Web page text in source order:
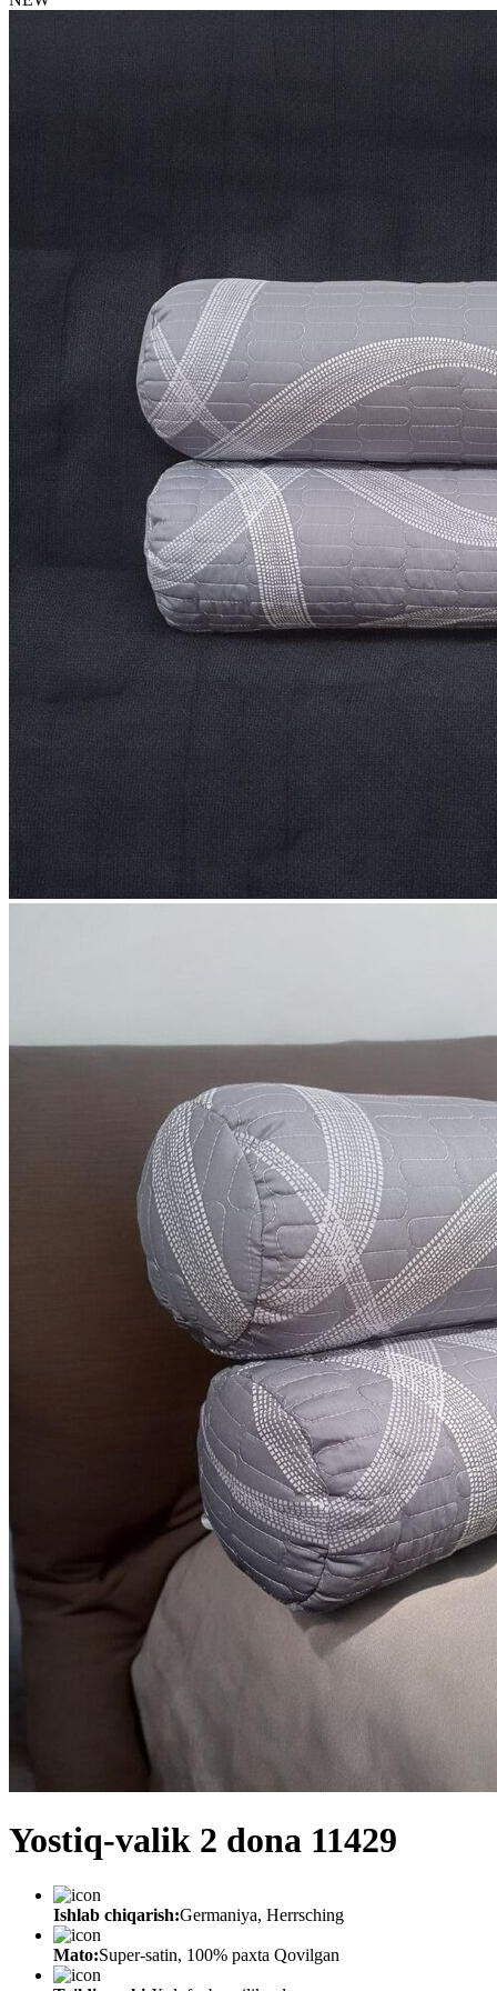
Yostiq-valik 2 dona 11429
Ishlab chiqarish:Germaniya, Herrsching
Mato:Super-satin, 100% paxta Qovilgan